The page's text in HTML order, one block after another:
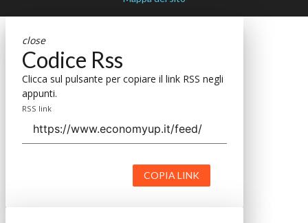
close
Codice Rss
Clicca sul pulsante per copiare il link RSS negli
appunti.
RSS link
COPIA LINK